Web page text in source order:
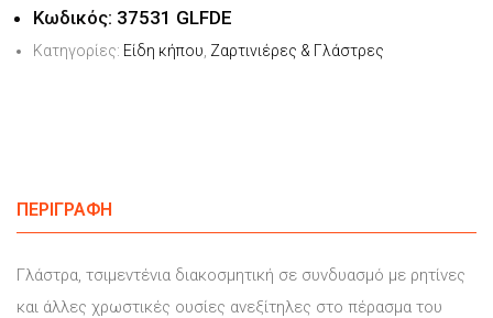
Κωδικός: 37531 GLFDE
Κατηγορίες: Είδη κήπου Ζαρτινιέρες & Γλάστρες
ΠΕΡΙΓΡΑΦΉ
Γλάστρα, τσιμεντένια διακοσμητική σε συνδυασμό με ρητίνες
και άλλες χρωστικές ουσίες ανεξίτηλες στο πέρασμα του